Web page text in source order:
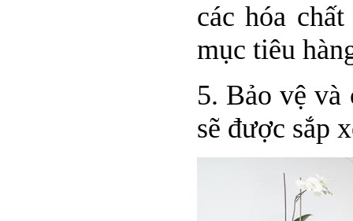
các hóa
mục tiêu
5. Bảo vệ và
sẽ được sắp